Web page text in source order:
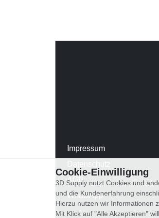
Impressum
AGB
WhatsApp
Cookie-Einwilligung
3D Supply nutzt Cookies und
und die Kundenerfahrung
Hierzu nutzen wir Informationen
Mit Klick auf "Alle Akzeptieren"